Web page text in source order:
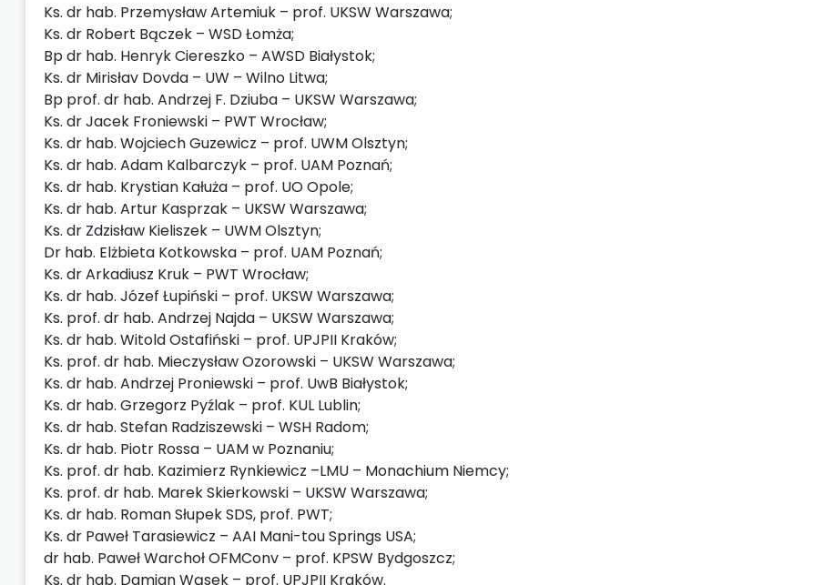
Ks. dr hab. Przemysław Artemiuk – prof. UKSW Warszawa;
Ks. dr Robert Bączek – WSD Łomża;
Bp dr hab. Henryk Ciereszko – AWSD Białystok;
Ks. dr Mirisłav Dovda – UW – Wilno Litwa;
Bp prof. dr hab. Andrzej F. Dziuba – UKSW Warszawa;
Ks. dr Jacek Froniewski – PWT Wrocław;
Ks. dr hab. Wojciech Guzewicz – prof. UWM Olsztyn;
Ks. dr hab. Adam Kalbarczyk – prof. UAM Poznań;
Ks. dr hab. Krystian Kałuża – prof. UO Opole;
Ks. dr hab. Artur Kasprzak – UKSW Warszawa;
Ks. dr Zdzisław Kieliszek – UWM Olsztyn;
Dr hab. Elżbieta Kotkowska – prof. UAM Poznań;
Ks. dr Arkadiusz Kruk – PWT Wrocław;
Ks. dr hab. Józef Łupiński – prof. UKSW Warszawa;
Ks. prof. dr hab. Andrzej Najda – UKSW Warszawa;
Ks. dr hab. Witold Ostafiński – prof. UPJPII Kraków;
Ks. prof. dr hab. Mieczysław Ozorowski – UKSW Warszawa;
Ks. dr hab. Andrzej Proniewski – prof. UwB Białystok;
Ks. dr hab. Grzegorz Pyźlak – prof. KUL Lublin;
Ks. dr hab. Stefan Radziszewski – WSH Radom;
Ks. dr hab. Piotr Rossa – UAM w Poznaniu;
Ks. prof. dr hab. Kazimierz Rynkiewicz –LMU – Monachium Niemcy;
Ks. prof. dr hab. Marek Skierkowski – UKSW Warszawa;
Ks. dr hab. Roman Słupek SDS, prof. PWT;
Ks. dr Paweł Tarasiewicz – AAI Mani-tou Springs USA;
dr hab. Paweł Warchoł OFMConv – prof. KPSW Bydgoszcz;
Ks. dr hab. Damian Wąsek – prof. UPJPII Kraków.